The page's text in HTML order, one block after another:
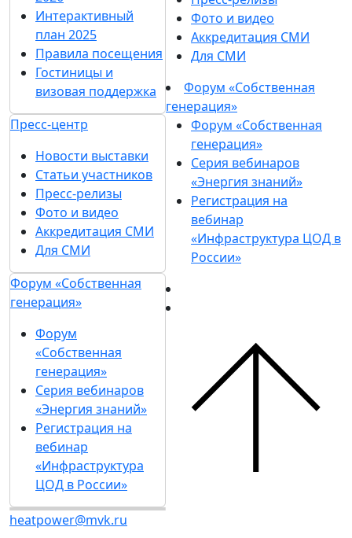
Интерактивный
план 2025
Правила посещения
Гостиницы и
визовая поддержка
Пресс-центр
Новости выставки
Статьи участников
Пресс-релизы
Фото и видео
Аккредитация СМИ
Для СМИ
Форум «Собственная
генерация»
Форум
«Собственная
генерация»
Серия вебинаров
«Энергия знаний»
Регистрация на
вебинар
«Инфраструктура
ЦОД в России»
heatpower@mvk.ru
Фото и видео
Аккредитация СМИ
Для СМИ
Форум «Собственная
генерация»
Форум «Собственная
генерация»
Серия вебинаров
«Энергия знаний»
Регистрация на
вебинар
«Инфраструктура ЦОД в
России»